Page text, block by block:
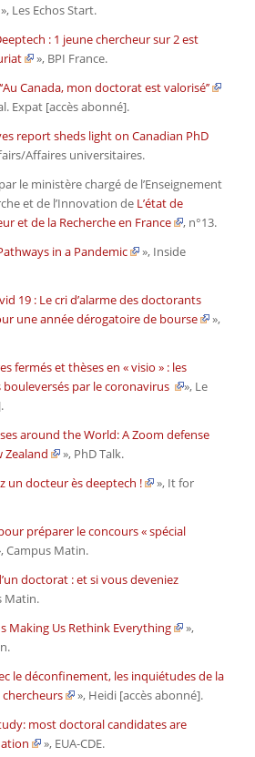
», Les Echos Start.
: 1 jeune chercheur sur 2 est
», BPI France.
Canada, mon doctorat est valorisé’’
Expat[accès abonné].
report sheds light on Canadian PhD
Affaires universitaires.
le ministère chargé de l’Enseignement
et de l’Innovation de L’état de
et de la Recherche en France
, n°13.
in a Pandemic », Inside
19 : Le cri d’alarme des doctorants
une année dérogatoire de bourse
»,
fermés et thèses en « visio » : les
par le coronavirus
», Le
around the World: A Zoom defense
», PhD Talk.
un docteur ès deeptech ! », It for
préparer le concours « spécial
Campus Matin.
doctorat : et si vous deveniez
Matin.
Making Us Rethink Everything
»,
.
le déconfinement, les inquiétudes de la
», Heidi [accès abonné].
most doctoral candidates are
», EUA-CDE.